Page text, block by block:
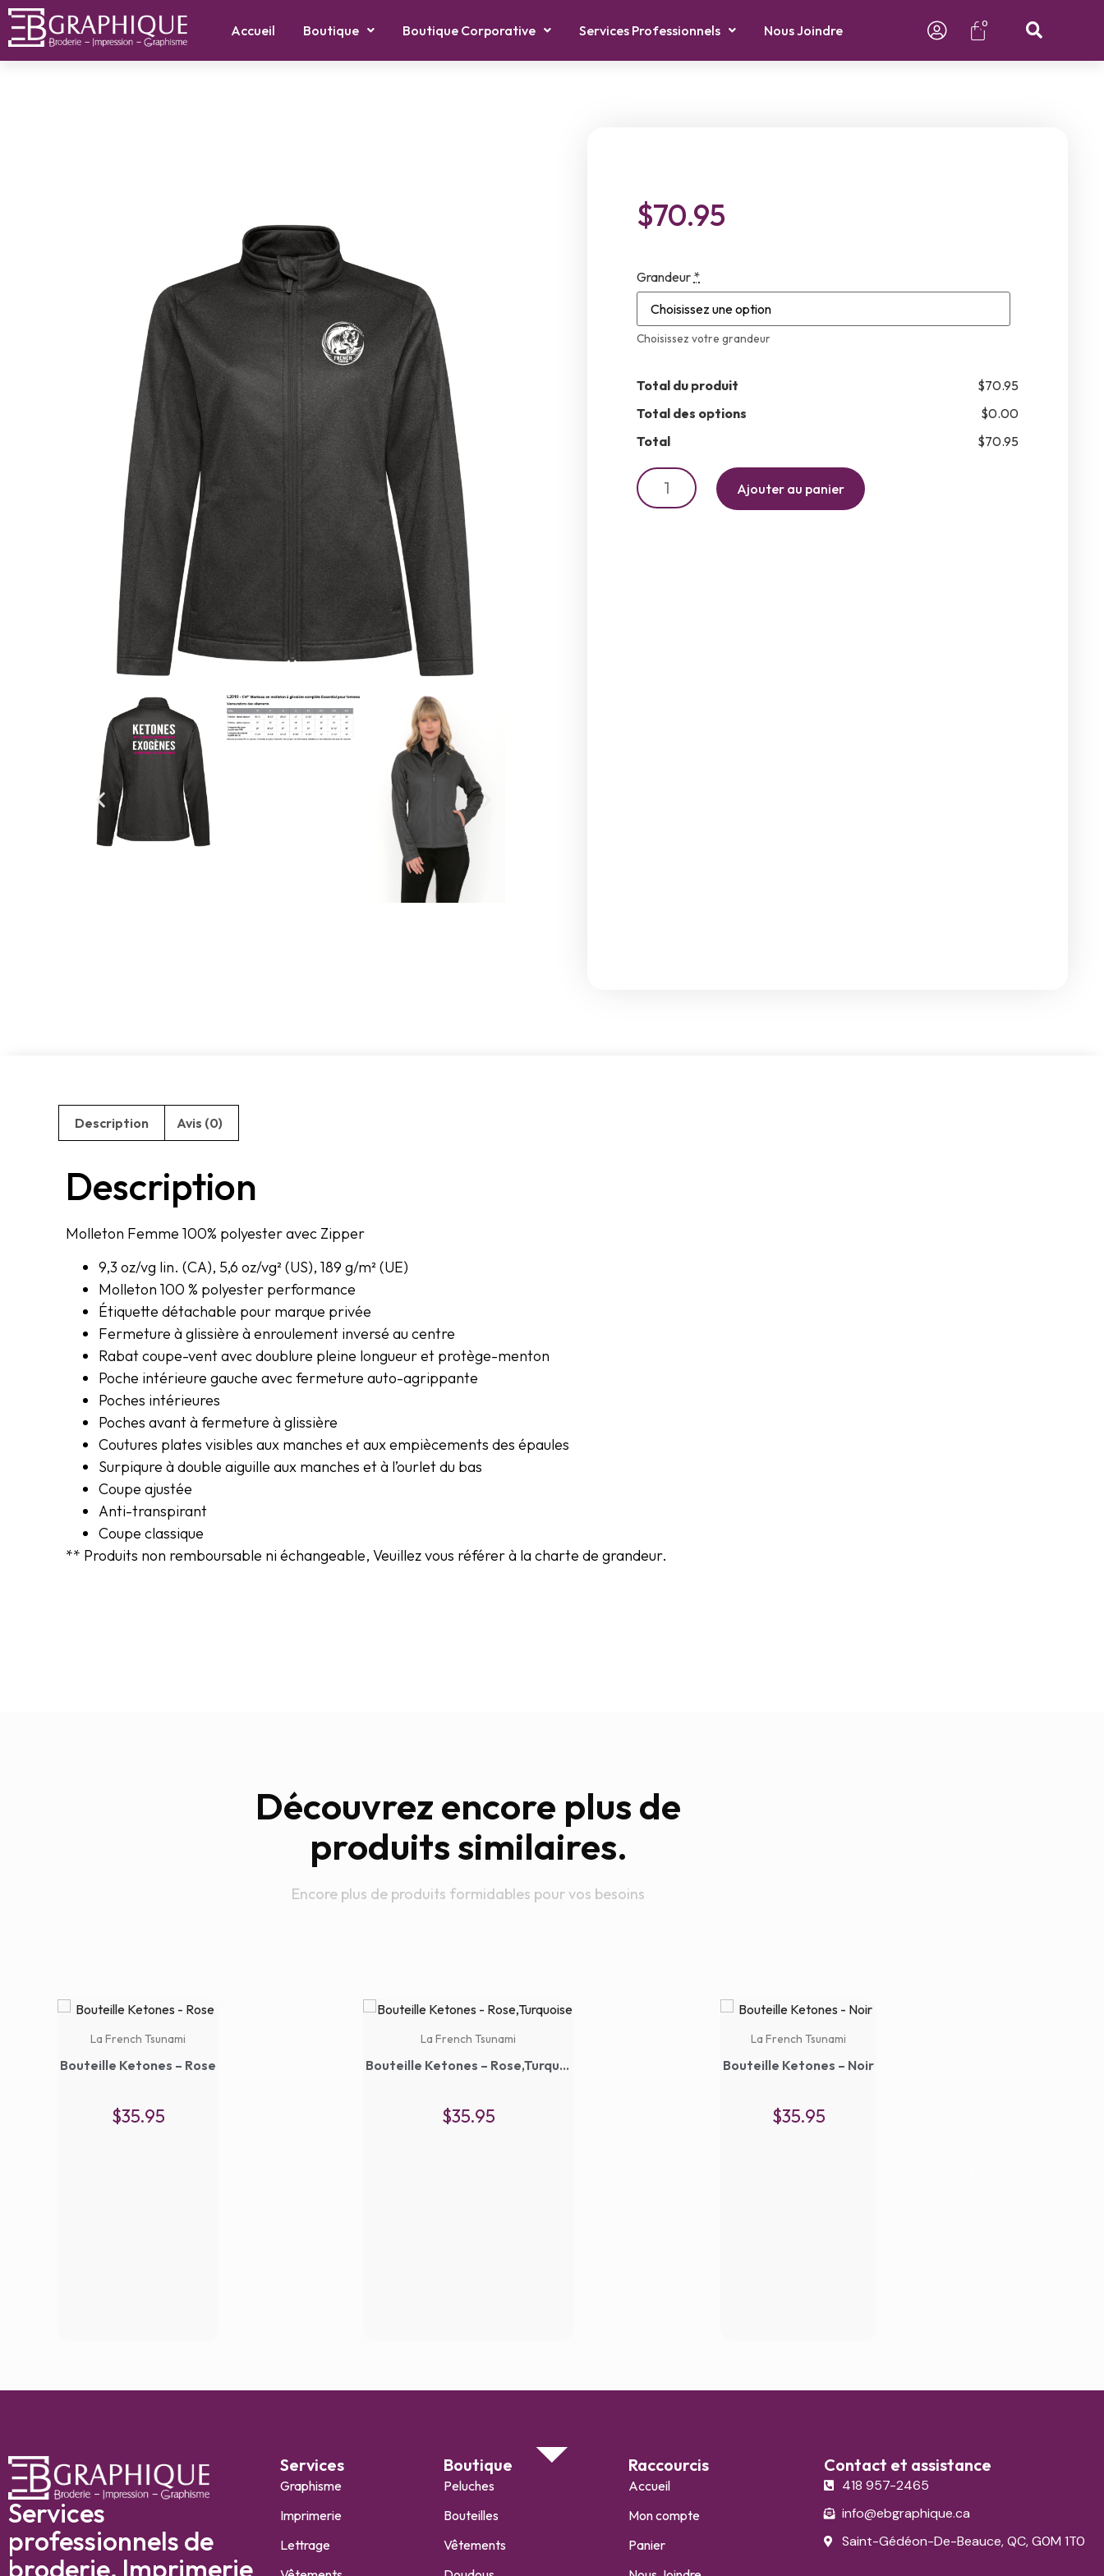
Accueil Boutique Boutique Corporative Services Professionnels Nous Joindre 0
$70.95
Grandeur *
Choisissez votre grandeur
Total du produit
$70.95
Total des options
$0.00
Total
$70.95
Ajouter au panier
Description Avis (0)
Description
Molleton Femme 100% polyester avec Zipper
9,3 oz/vg lin. (CA), 5,6 oz/vg² (US), 189 g/m² (UE)
Molleton 100 % polyester performance
Étiquette détachable pour marque privée
Fermeture à glissière à enroulement inversé au centre
Rabat coupe-vent avec doublure pleine longueur et protège-menton
Poche intérieure gauche avec fermeture auto-agrippante
Poches intérieures
Poches avant à fermeture à glissière
Coutures plates visibles aux manches et aux empiècements des épaules
Surpiqure à double aiguille aux manches et à l’ourlet du bas
Coupe ajustée
Anti-transpirant
Coupe classique
** Produits non remboursable ni échangeable, Veuillez vous référer à la charte de grandeur.
Découvrez encore plus de
produits similaires.
Encore plus de produits formidables pour vos besoins
La French Tsunami
Bouteille Ketones – Rose
$35.95
La French Tsunami
Bouteille Ketones – Rose,Turquoise
$35.95
La French Tsunami
Bouteille Ketones – Noir
$35.95
Services
professionnels de
broderie, Imprimerie
Services
Graphisme
Imprimerie
Lettrage
Boutique
Peluches
Bouteilles
Vêtements
Raccourcis
Accueil
Mon compte
Panier
Contact et assistance
418 957-2465
info@ebgraphique.ca
Saint-Gédéon-De-Beauce, QC, G0M 1T0